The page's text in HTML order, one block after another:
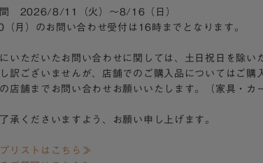
間 2026/8/11（火）～8/16（日）
月）のお問い合わせ受付は16時までとなります。
いただいたお問い合わせに関しては、土日祝日を除い
訳ございませんが、店舗でのご購入品についてはご
店舗までお問い合わせお願いいたします。（家具・
承くださいますよう、お願い申し上げます。
リストはこちら≫